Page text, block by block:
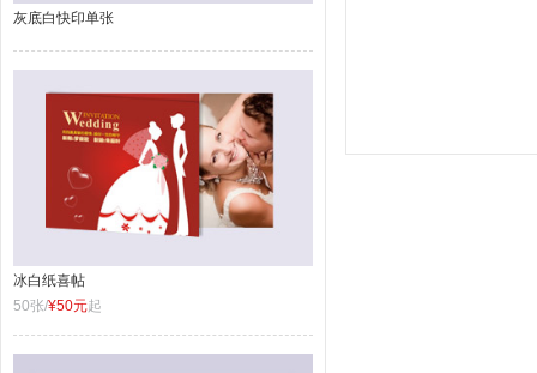
灰底白快印单张
冰白纸喜帖
50张/¥50元起